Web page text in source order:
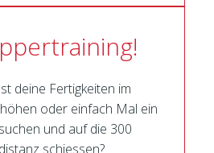
deine Fertigkeiten im
oder einfach Mal ein
und auf die 300
schiessen?